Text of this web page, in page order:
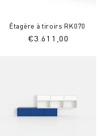
Étagère à tiroirs RK070
Prix
€3.611,00